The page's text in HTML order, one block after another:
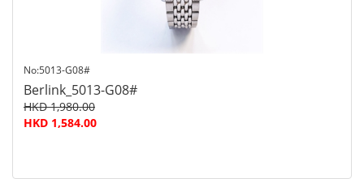
No:5013-G08#
Berlink_5013-G08#
HKD 1,980.00
HKD 1,584.00